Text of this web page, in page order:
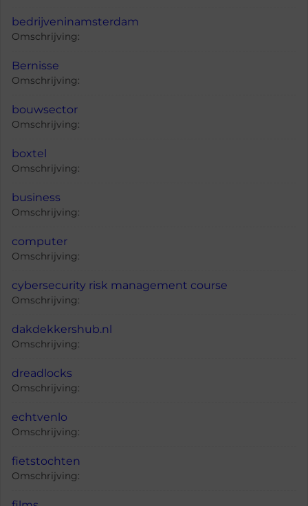
bedrijveninamsterdam
Omschrijving:
Bernisse
Omschrijving:
bouwsector
Omschrijving:
boxtel
Omschrijving:
business
Omschrijving:
computer
Omschrijving:
cybersecurity risk management course
Omschrijving:
dakdekkershub.nl
Omschrijving:
dreadlocks
Omschrijving:
echtvenlo
Omschrijving:
fietstochten
Omschrijving: